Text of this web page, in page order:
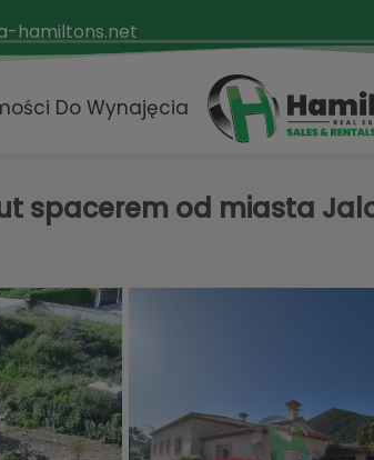
hamiltons.net
Do Wynajęcia
spacerem od miasta